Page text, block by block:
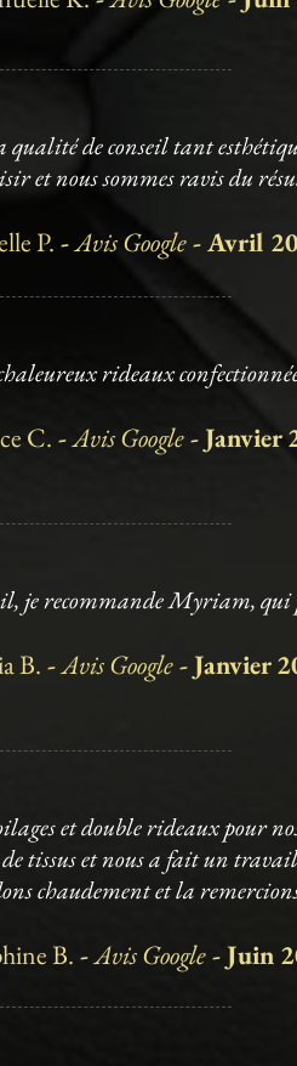
de conseil tant
et nous sommes ravis du
P. -Avis Google- Avril
rideaux
C. -Avis Google- Janvier
je recommande Myriam, qui
B. -Avis Google- Janvier
et double rideaux pour
tissus et nous a fait un
chaudement et la
B. -Avis Google- Juin